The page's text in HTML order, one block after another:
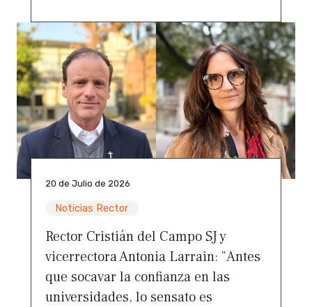
20 de Julio de 2026
Noticias Rector
Rector Cristián del Campo SJ y
vicerrectora Antonia Larrain: “Antes
que socavar la confianza en las
universidades, lo sensato es